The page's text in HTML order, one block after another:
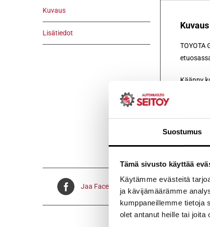
Suostumus
Tämä sivusto käyttää
Käytämme evästeitä
ja kävijämäärämme
kumppaneillemme tietoja
olet antanut heille tai joita
Kuvaus
Lisätiedot
Kuvaus
TOYOTA
Käänny
Jaa Facebookissa